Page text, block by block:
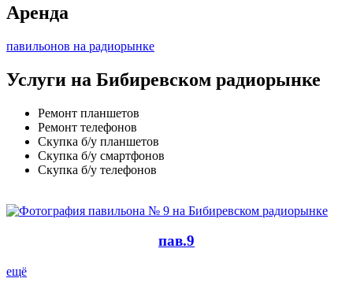
Аренда
павильонов на радиорынке
Услуги на Бибиревском радиорынке
Ремонт планшетов
Ремонт телефонов
Скупка б/у планшетов
Скупка б/у смартфонов
Скупка б/у телефонов
пав.9
ещё